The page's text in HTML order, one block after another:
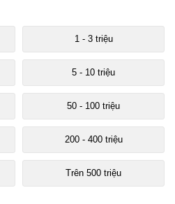
1 - 3 triệu
5 - 10 triệu
50 - 100 triệu
200 - 400 triệu
Trên 500 triệu